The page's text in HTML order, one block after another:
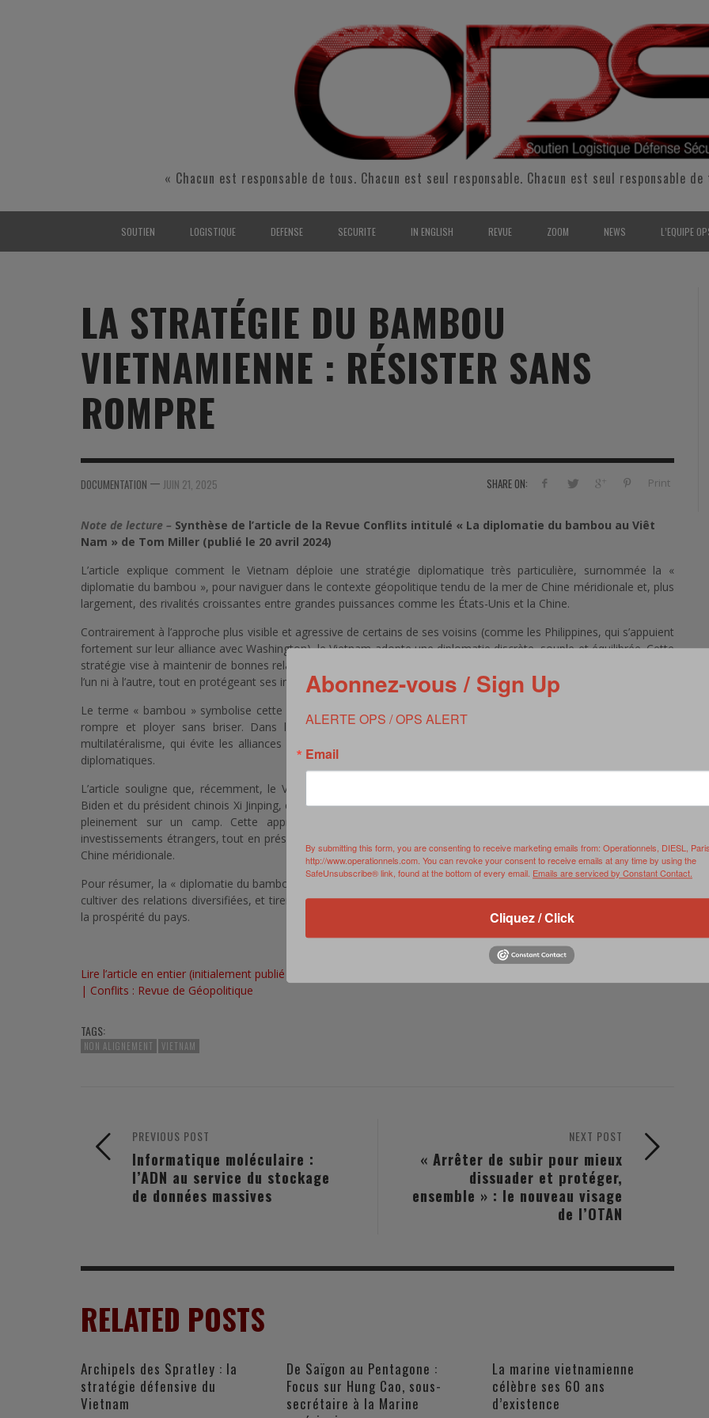
« Chacun est responsable de tous. Chacun est seul responsable. Chacun est seul responsable
SOUTIEN
AIR
MER
SOUTIEN SANTÉ
SOUTIEN CARBURANT
MCO
INDUSTRIES
ARMÉES ÉTRANGÈRES
LOGISTIQUE
AIR
MER
FORMATION/ ENTRAÎNEMENT
INDUSTRIES
ARMÉES ÉTRANGÈRES
DEFENSE
MER
ARMÉES ÉTRANGÈRES
SECURITE
FORMATION/ ENTRAÎNEMENT
SURVIE
SÉCURITÉ PRIVÉE
FORCES DE SÉCURITÉ ÉTRANGÈRES
IN ENGLISH
DEFENSE
SECURITY
INDUSTRIES
REVUE ZOOM
HISTOIRE
JEUNES AUTEURS
VIDÉO
PODCAST
EVÈNEMENT
NEWS
2015
2017
2018
2020
L’EQUIPE
POUR
LA STRATÉGIE DU BAMBOU
VIETNAMIENNE : RÉSISTER SANS
ROMPRE
SHARE ON: Print
DOCUMENTATION — JUIN 21, 2025
Note de lecture – Synthèse de l’article de la Revue Conflits intitulé « La diplomatie du bambou au Viêt
Nam » de Tom Miller (publié le 20 avril 2024)
L’article explique comment le Vietnam déploie une stratégie diplomatique très particulière, surnommée la «
diplomatie du bambou », pour naviguer dans le contexte géopolitique tendu de la mer de Chine méridionale et, plus
largement, des rivalités croissantes entre grandes puissances comme les États-Unis et la Chine.
Contrairement à l’approche plus visible et agressive de certains de ses voisins (comme les Philippines, qui s’appuient
fortement sur leur alliance avec Washington), le Vietnam adopte une diplomatie discrète, souple et équilibrée. Cette
stratégie vise à maintenir de bonnes relations à la fois avec Pékin et avec Washington sans se lier définitivement à
l’un ni à l’autre, tout en protégeant ses intérêts nationaux et sa liberté d’action.
Le terme « bambou » symbolise cette capacité à rester enraciné et résilient tout en étant flexible : résister sans
rompre et ployer sans briser. Dans la pratique, cela se traduit par une politique d’amitiés multiples et de
multilatéralisme, qui évite les alliances militaires trop étroites tout en multipliant les partenaires économiques et
diplomatiques.
L’article souligne que, récemment, le Vietnam a accueilli successivement des visites du président américain Joe
Biden et du président chinois Xi Jinping, ce qui illustre sa capacité à jouer des rôles diplomatiques clés sans s’aligner
pleinement sur un camp. Cette approche vise aussi à attirer des avantages économiques, comme des
investissements étrangers, tout en préservant la sécurité nationale face à la pression maritime chinoise en mer de
Chine méridionale.
Pour résumer, la « diplomatie du bambou » est une stratégie géopolitique pragmatique et subtile : éviter l’escalade,
cultiver des relations diversifiées, et tirer parti des rivalités entre grandes puissances pour renforcer l’autonomie et
la prospérité du pays.
Lire l’article en entier (initialement publié en anglais par le
| Conflits : Revue de Géopolitique
TAGS:
NON ALIGNEMENT VIETNAM
NEXT POST
« Arrêter de subir pour mieux
dissuader et protéger,
ensemble » : le nouveau visage
de l’OTAN
PREVIOUS POST
Informatique moléculaire :
l’ADN au service du stockage
de données massives
RELATED POSTS
Archipels des Spratley : la
stratégie défensive du
Vietnam
De Saïgon au Pentagone :
Focus sur Hung Cao, sous-
secrétaire à la Marine
La marine vietnamienne
célèbre ses 60 ans
d’existence
Abonnez-vous / Sign Up
ALERTE OPS / OPS ALERT
Email
By submitting this form, you are consenting to receive marketing emails from: Operationnels, DIESL,
http://www.operationnels.com. You can revoke your consent to receive emails at any time by using the
SafeUnsubscribe® link, found at the bottom of every email. Emails are serviced by Constant Contact.
Cliquez / Click